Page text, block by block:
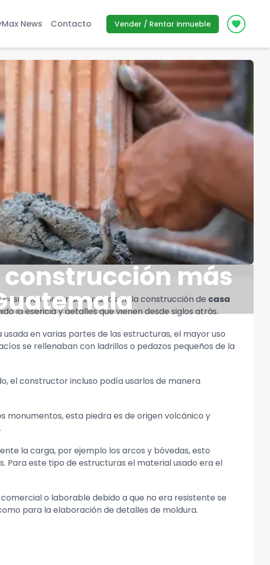
News Contacto Vender / Rentar inmueble Icon
construcción más
los materiales usados en la construcción de casa
la esencia y detalles que vienen desde siglos atrás.
en varias partes de las estructuras, el mayor uso
se rellenaban con ladrillos o pedazos pequeños de la
el constructor incluso podía usarlos de manera
monumentos, esta piedra es de origen volcánico y
la carga, por ejemplo los arcos y bóvedas, esto
Para este tipo de estructuras el material usado era el
o laborable debido a que no era resistente se
para la elaboración de detalles de moldura.